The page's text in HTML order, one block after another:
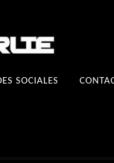
SOCIALES